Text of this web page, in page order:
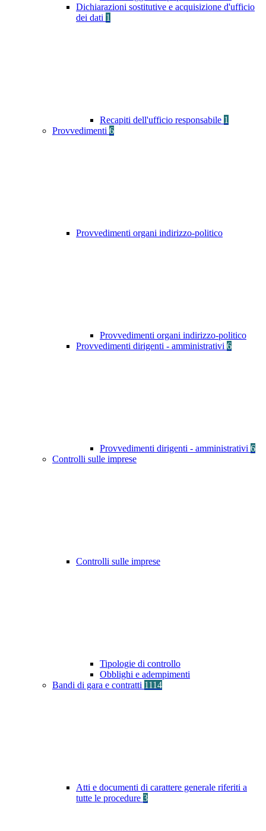
Dichiarazioni sostitutive e acquisizione d'ufficio
dei dati 1
Recapiti dell'ufficio responsabile 1
Provvedimenti 6
Provvedimenti organi indirizzo-politico
Provvedimenti organi indirizzo-politico
Provvedimenti dirigenti - amministrativi 6
Provvedimenti dirigenti - amministrativi 6
Controlli sulle imprese
Controlli sulle imprese
Tipologie di controllo
Obblighi e adempimenti
Bandi di gara e contratti 1114
Atti e documenti di carattere generale riferiti a
tutte le procedure 3